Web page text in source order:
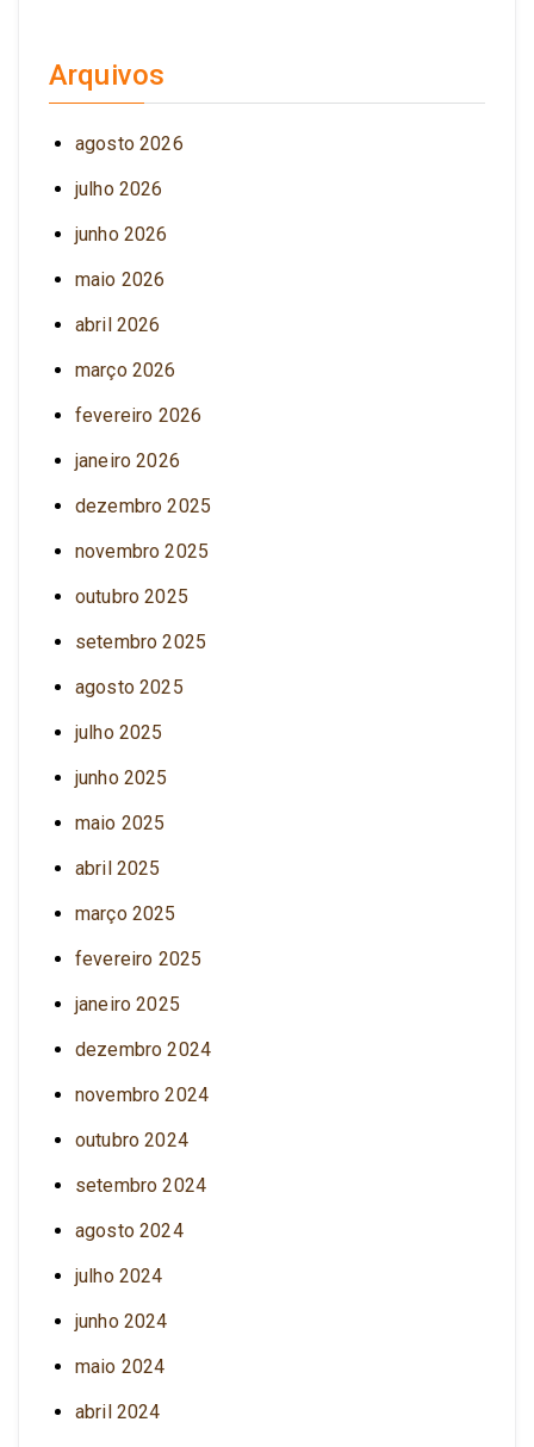
Arquivos
agosto 2026
julho 2026
junho 2026
maio 2026
abril 2026
março 2026
fevereiro 2026
janeiro 2026
dezembro 2025
novembro 2025
outubro 2025
setembro 2025
agosto 2025
julho 2025
junho 2025
maio 2025
abril 2025
março 2025
fevereiro 2025
janeiro 2025
dezembro 2024
novembro 2024
outubro 2024
setembro 2024
agosto 2024
julho 2024
junho 2024
maio 2024
abril 2024